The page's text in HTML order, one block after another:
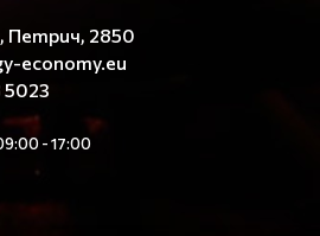
Петрич, 2850
economy.eu
5023
- 17:00